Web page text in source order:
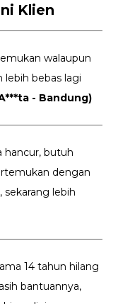
Klien
walaupun
lebih bebas lagi
- Bandung)
hancur, butuh
dengan
sekarang lebih
14 tahun hilang
bantuannya,